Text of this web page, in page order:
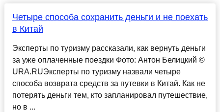
Четыре способа сохранить деньги и не поехать
в Китай
Эксперты по туризму рассказали, как вернуть деньги
за уже оплаченные поездки Фото: Антон Белицкий ©
URA.RUЭксперты по туризму назвали четыре
способа возврата средств за путевки в Китай. Как не
потерять деньги тем, кто запланировал путешествие,
но в ...